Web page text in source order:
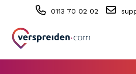
0113 70 02 02